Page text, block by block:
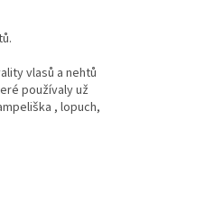
vlasů a nehtů
používaly už
, lopuch,